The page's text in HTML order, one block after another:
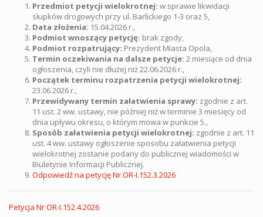
Przedmiot petycji wielokrotnej: w sprawie likwidacji
słupków drogowych przy ul. Barlickiego 1-3 oraz 5,
Data złożenia: 15.04.2026 r.,
Podmiot wnoszący petycję: brak zgody,
Podmiot rozpatrujący: Prezydent Miasta Opola,
Termin oczekiwania na dalsze petycje: 2 miesiące od dnia
ogłoszenia, czyli nie dłużej niż 22.06.2026 r.,
Początek terminu rozpatrzenia petycji wielokrotnej:
23.06.2026 r.,
Przewidywany termin załatwienia sprawy: zgodnie z art.
11 ust. 2 ww. ustawy, nie później niż w terminie 3 miesięcy od
dnia upływu okresu, o którym mowa w punkcie 5.,
Sposób załatwienia petycji wielokrotnej: zgodnie z art. 11
ust. 4 ww. ustawy ogłoszenie sposobu załatwienia petycji
wielokrotnej zostanie podany do publicznej wiadomości w
Biuletynie Informacji Publicznej.
Odpowiedź na petycję Nr OR-I.152.3.2026
Petycja Nr OR-I.152.4.2026